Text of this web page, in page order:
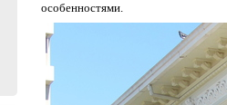
особенностями.